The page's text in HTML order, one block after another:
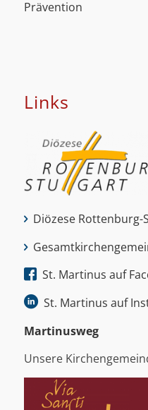
Prävention
Links
Diözese
St. Martinus auf
St. Martinus auf
Martinus­weg
Unsere